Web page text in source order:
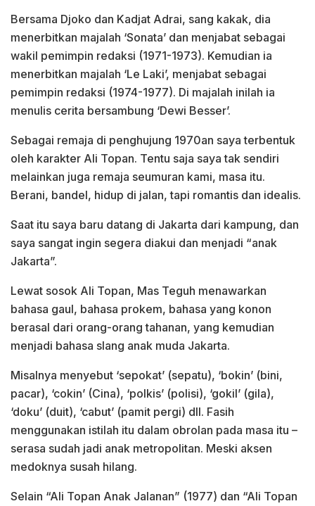
Bersama Djoko dan Kadjat Adrai, sang kakak, dia
menerbitkan majalah ‘Sonata’ dan menjabat sebagai
wakil pemimpin redaksi (1971-1973). Kemudian ia
menerbitkan majalah ‘Le Laki’, menjabat sebagai
pemimpin redaksi (1974-1977). Di majalah inilah ia
menulis cerita bersambung ‘Dewi Besser’.
Sebagai remaja di penghujung 1970an saya terbentuk
oleh karakter Ali Topan. Tentu saja saya tak sendiri
melainkan juga remaja seumuran kami, masa itu.
Berani, bandel, hidup di jalan, tapi romantis dan idealis.
Saat itu saya baru datang di Jakarta dari kampung, dan
saya sangat ingin segera diakui dan menjadi “anak
Jakarta”.
Lewat sosok Ali Topan, Mas Teguh menawarkan
bahasa gaul, bahasa prokem, bahasa yang konon
berasal dari orang-orang tahanan, yang kemudian
menjadi bahasa slang anak muda Jakarta.
Misalnya menyebut ‘sepokat’ (sepatu), ‘bokin’ (bini,
pacar), ‘cokin’ (Cina), ‘polkis’ (polisi), ‘gokil’ (gila),
‘doku’ (duit), ‘cabut’ (pamit pergi) dll. Fasih
menggunakan istilah itu dalam obrolan pada masa itu –
serasa sudah jadi anak metropolitan. Meski aksen
medoknya susah hilang.
Selain “Ali Topan Anak Jalanan” (1977) dan “Ali Topan